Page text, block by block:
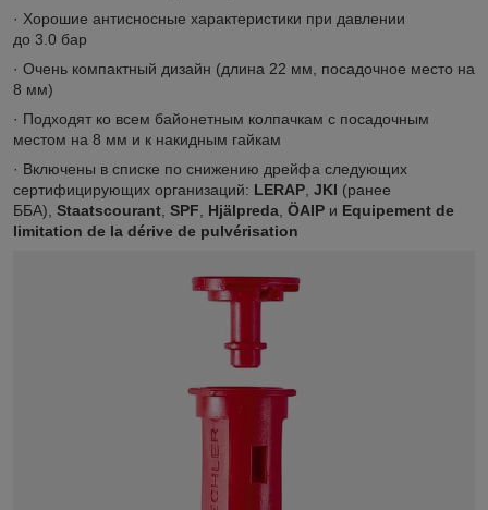
· Хорошие антисносные характеристики при давлении
до 3.0 бар
· Очень компактный дизайн (длина 22 мм, посадочное место на
8 мм)
· Подходят ко всем байонетным колпачкам с посадочным
местом на 8 мм и к накидным гайкам
· Включены в списке по снижению дрейфа следующих
сертифицирующих организаций: LERAP JKI (ранее
ББА), Staatscourant SPF Hjälpreda ÖAIP и Equipement de
limitation de la dérive de pulvérisation